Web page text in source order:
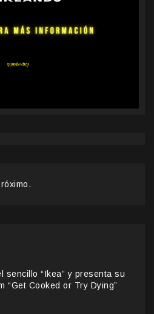
sencillo “Ikea” y presenta su
“Get Cooked or Try Dying”